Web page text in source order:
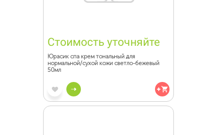
Стоимость уточняйте
Юрасик спа крем тональный для
нормальной/сухой кожи светло-бежевый
50мл